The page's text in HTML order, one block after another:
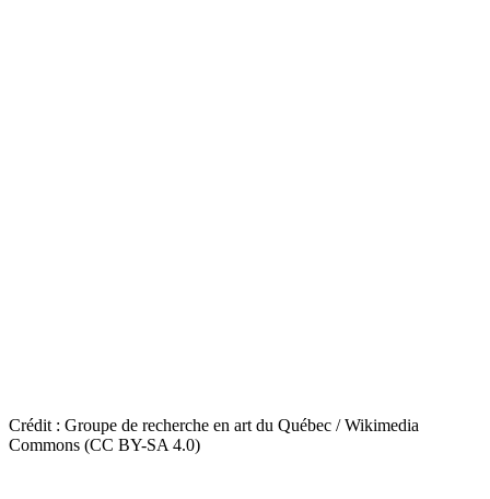
Crédit : Groupe de recherche en art du Québec / Wikimedia
Commons (CC BY-SA 4.0)